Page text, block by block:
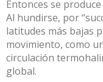
Entonces se
Al hundirse, por
latitudes más bajas
movimiento, como
circulación
global.